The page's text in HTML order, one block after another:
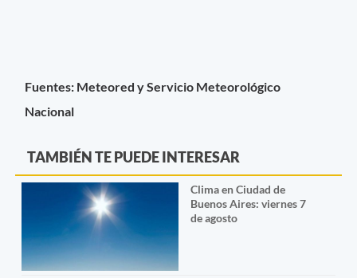
Fuentes: Meteored y Servicio Meteorológico
Nacional
TAMBIÉN TE PUEDE INTERESAR
Clima en Ciudad de
Buenos Aires: viernes 7
de agosto